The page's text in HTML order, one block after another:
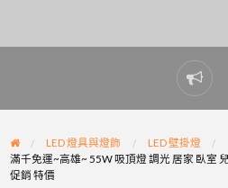
LED 燈具與燈飾
LED 壁掛燈
滿千免運~高雄~ 55W 吸頂燈 調光 居家 臥室
促銷 特價